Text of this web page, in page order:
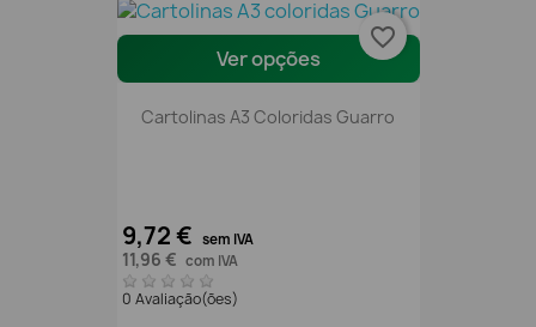
Ver opções
Cartolinas A3 Coloridas Guarro
9,72 € sem IVA
11,96 € com IVA
0 Avaliação(ões)
favorite_border